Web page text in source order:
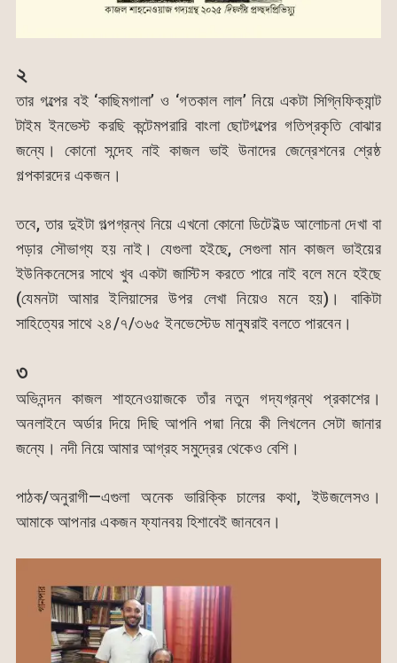
২
তার গল্পের বই ‘কাছিমগালা’ ও ‘গতকাল লাল’ নিয়ে একটা সিগ্নিফিক্যান্ট
টাইম ইনভেস্ট করছি কন্টেমপরারি বাংলা ছোটগল্পের গতিপ্রকৃতি বোঝার
জন্যে। কোনো সন্দেহ নাই কাজল ভাই উনাদের জেন্রেশনের শ্রেষ্ঠ
গল্পকারদের একজন।
তবে, তার দুইটা গল্পগ্রন্থ নিয়ে এখনো কোনো ডিটেইল্ড আলোচনা দেখা বা
পড়ার সৌভাগ্য হয় নাই। যেগুলা হইছে, সেগুলা মান কাজল ভাইয়ের
ইউনিকনেসের সাথে খুব একটা জাস্টিস করতে পারে নাই বলে মনে হইছে
(যেমনটা আমার ইলিয়াসের উপর লেখা নিয়েও মনে হয়)। বাকিটা
সাহিত্যের সাথে ২৪/৭/৩৬৫ ইনভেস্টেড মানুষরাই বলতে পারবেন।
৩
অভিনন্দন কাজল শাহনেওয়াজকে তাঁর নতুন গদ্যগ্রন্থ প্রকাশের।
অনলাইনে অর্ডার দিয়ে দিছি আপনি পদ্মা নিয়ে কী লিখলেন সেটা জানার
জন্যে। নদী নিয়ে আমার আগ্রহ সমুদ্রের থেকেও বেশি।
পাঠক/অনুরাগী—এগুলা অনেক ভারিক্কি চালের কথা, ইউজলেসও।
আমাকে আপনার একজন ফ্যানবয় হিশাবেই জানবেন।